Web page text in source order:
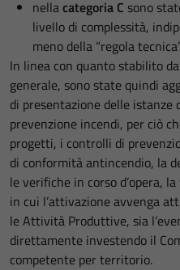
nellacategoria C sono
livello di complessità,
meno della “regola
In linea con quanto stabilito
generale, sono state quindi
di presentazione delle
prevenzione incendi, per ciò
progetti, i controlli di
di conformità antincendio, la
le verifiche in corso d’opera,
in cui l’attivazione avvenga
le Attività Produttive, sia
direttamente investendo il
competente per territorio.